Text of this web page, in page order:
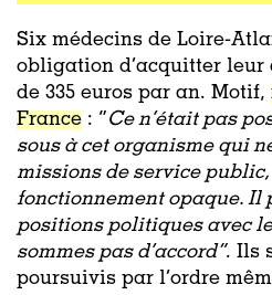
Six médecins de Loire-
obligation d’acquitter leur
de 335 euros par an. Motif,
France : “Ce n’était pas
sous à cet organisme qui
missions de service
fonctionnement opaque. Il
positions politiques avec
sommes pas d’accord”. Ils
poursuivis par l’ordre